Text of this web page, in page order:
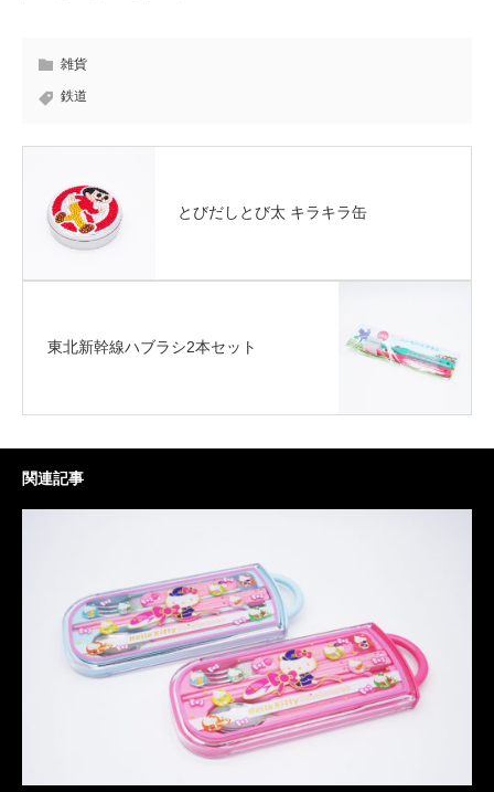
雑貨
鉄道
とびだしとび太 キラキラ缶
東北新幹線ハブラシ2本セット
関連記事